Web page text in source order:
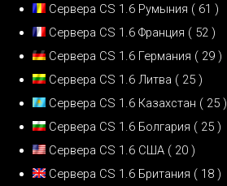
Сервера CS 1.6 Румыния ( 61 )
Сервера CS 1.6 Франция ( 52 )
Сервера CS 1.6 Германия ( 29 )
Сервера CS 1.6 Литва ( 25 )
Сервера CS 1.6 Казахстан ( 25 )
Сервера CS 1.6 Болгария ( 25 )
Сервера CS 1.6 США ( 20 )
Сервера CS 1.6 Британия ( 18 )